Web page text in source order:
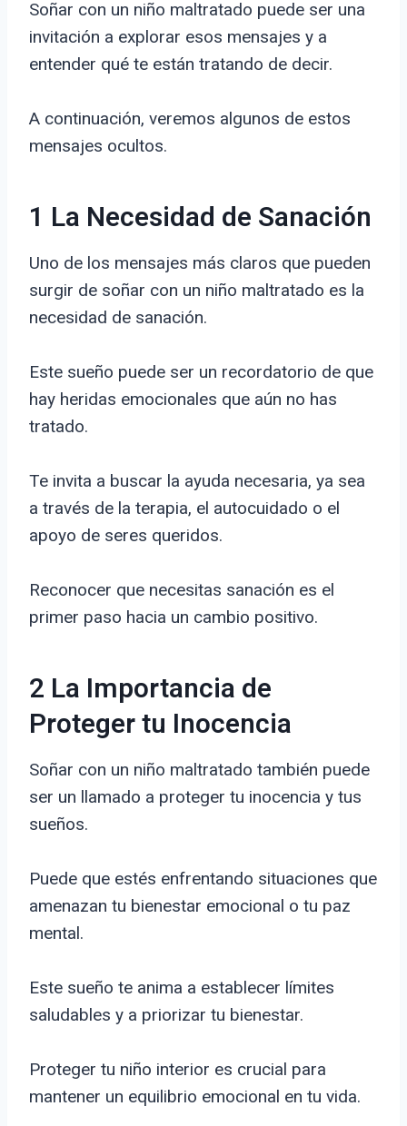
Soñar con un niño maltratado puede ser una
invitación a explorar esos mensajes y a
entender qué te están tratando de decir.
A continuación, veremos algunos de estos
mensajes ocultos.
1 La Necesidad de Sanación
Uno de los mensajes más claros que pueden
surgir de soñar con un niño maltratado es la
necesidad de sanación.
Este sueño puede ser un recordatorio de que
hay heridas emocionales que aún no has
tratado.
Te invita a buscar la ayuda necesaria, ya sea
a través de la terapia, el autocuidado o el
apoyo de seres queridos.
Reconocer que necesitas sanación es el
primer paso hacia un cambio positivo.
2 La Importancia de
Proteger tu Inocencia
Soñar con un niño maltratado también puede
ser un llamado a proteger tu inocencia y tus
sueños.
Puede que estés enfrentando situaciones que
amenazan tu bienestar emocional o tu paz
mental.
Este sueño te anima a establecer límites
saludables y a priorizar tu bienestar.
Proteger tu niño interior es crucial para
mantener un equilibrio emocional en tu vida.